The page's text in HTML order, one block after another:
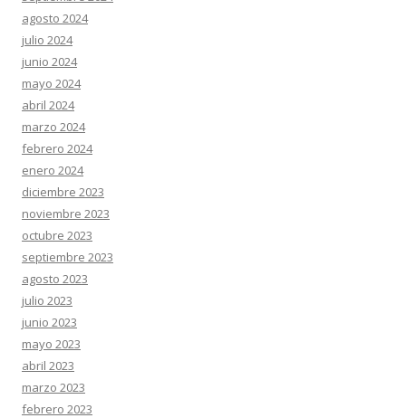
agosto 2024
julio 2024
junio 2024
mayo 2024
abril 2024
marzo 2024
febrero 2024
enero 2024
diciembre 2023
noviembre 2023
octubre 2023
septiembre 2023
agosto 2023
julio 2023
junio 2023
mayo 2023
abril 2023
marzo 2023
febrero 2023